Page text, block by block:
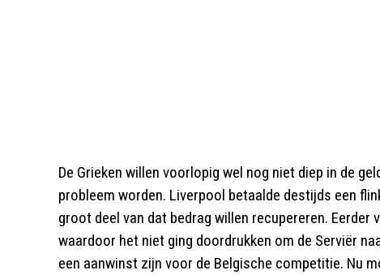
De Grieken willen voorlopig wel nog niet diep in de
probleem worden. Liverpool betaalde destijds een
groot deel van dat bedrag willen recupereren.
waardoor het niet ging doordrukken om de Serviër
een aanwinst zijn voor de Belgische competitie. Nu